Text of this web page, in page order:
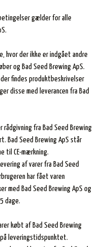
gælder for alle
der ikke er indgået andre
og Bad Seed Brewing ApS.
findes produktbeskrivelser
disse med leverancen fra Bad
fra Bad Seed Brewing
Bad Seed Brewing ApS står
til CE-mærkning.
af varer fra Bad Seed
har fået varen
med Bad Seed Brewing ApS og
dage.
købt af Bad Seed Brewing
leveringstidspunktet.